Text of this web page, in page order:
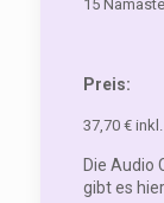
15 Namaste
Preis:
37,70 €
Die Audio
gibt es